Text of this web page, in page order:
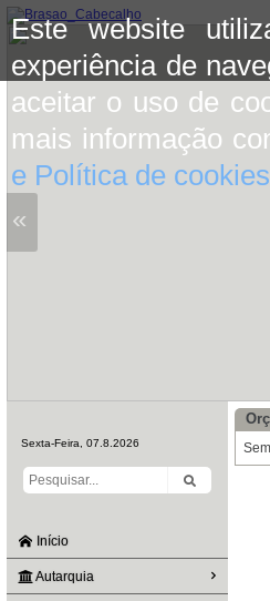
Este website
experiência de
aceitar o uso de
mais informação
e Política de cookies
«
Sexta-Feira, 07.8.2026
Início
Autarquia